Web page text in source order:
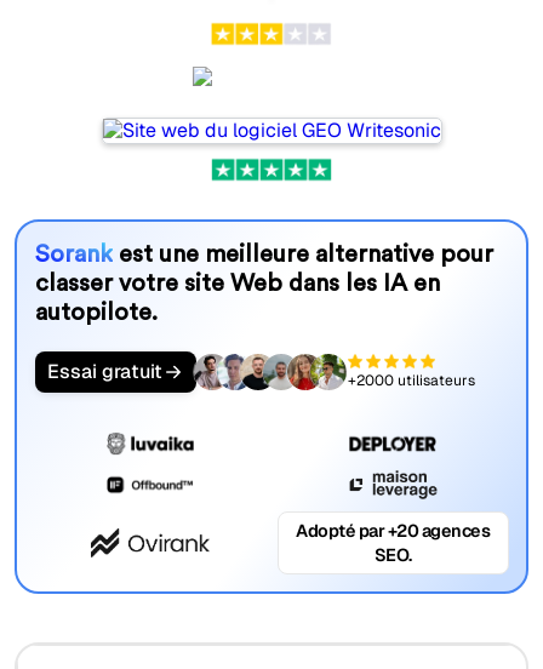
Sorankest une meilleure alternative pour
classer votre site Web dans les IA en
autopilote.
Essai gratuit +2000 utilisateurs
Adopté par +20 agences
SEO.